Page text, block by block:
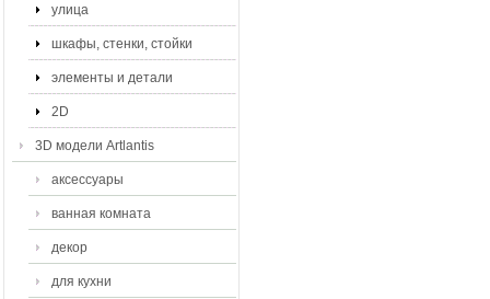
улица
шкафы, стенки, стойки
элементы и детали
2D
3D модели Artlantis
аксессуары
ванная комната
декор
для кухни